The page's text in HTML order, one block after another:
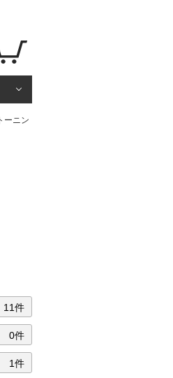
ーニン
11件
0件
1件